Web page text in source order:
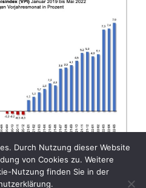
Durch Nutzung dieser Website
von Cookies zu. Weitere
Nutzung finden Sie in der